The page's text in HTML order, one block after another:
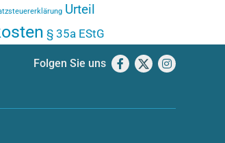
Urteil
§ 35a EStG
Folgen Sie uns Facebook
X Instagram